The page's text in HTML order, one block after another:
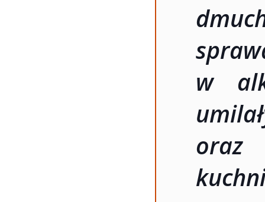
w
oraz